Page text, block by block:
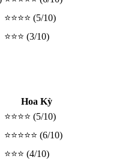
⭐⭐⭐⭐ (5/10)
⭐⭐⭐ (3/10)
Hoa Kỳ
⭐⭐⭐⭐ (5/10)
⭐⭐⭐⭐⭐ (6/10)
⭐⭐⭐ (4/10)